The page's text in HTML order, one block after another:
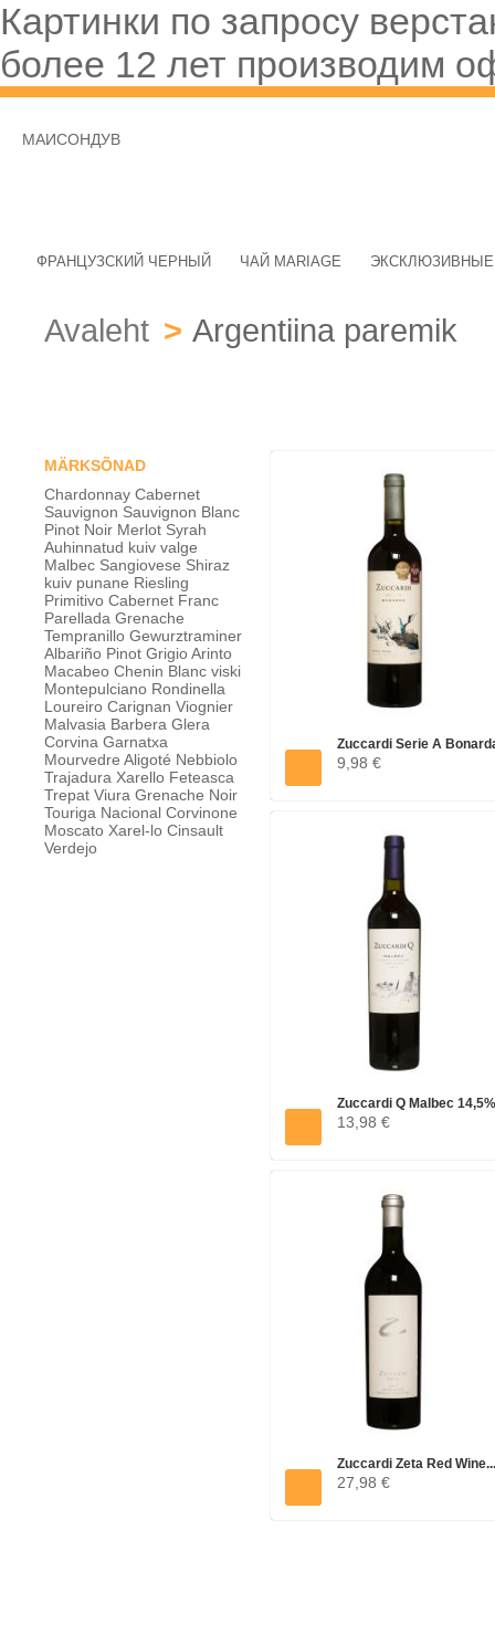
Картинки по запросу
более 12 лет производим
МАИСОНДУВ
ФРАНЦУЗСКИЙ ЧЕРНЫЙ ЧАЙ MARIAGE
Avaleht > Argentiina paremik
MÄRKSÕNAD
Chardonnay Cabernet
Sauvignon Sauvignon Blanc
Pinot Noir Merlot Syrah
Auhinnatud kuiv valge
Malbec Sangiovese Shiraz
kuiv punane Riesling
Primitivo Cabernet Franc
Parellada Grenache
Tempranillo Gewurztraminer
Albariño Pinot Grigio Arinto
Macabeo Chenin Blanc viski
Montepulciano Rondinella
Loureiro Carignan Viognier
Malvasia Barbera Glera
Corvina Garnatxa
Mourvedre Aligoté Nebbiolo
Trajadura Xarello Feteasca
Trepat Viura Grenache Noir
Touriga Nacional Corvinone
Moscato Xarel-lo Cinsault
Verdejo
Zuccardi Serie A
9,98 €
Zuccardi Q Malbec
0,75L
13,98 €
Zuccardi Zeta Red
27,98 €